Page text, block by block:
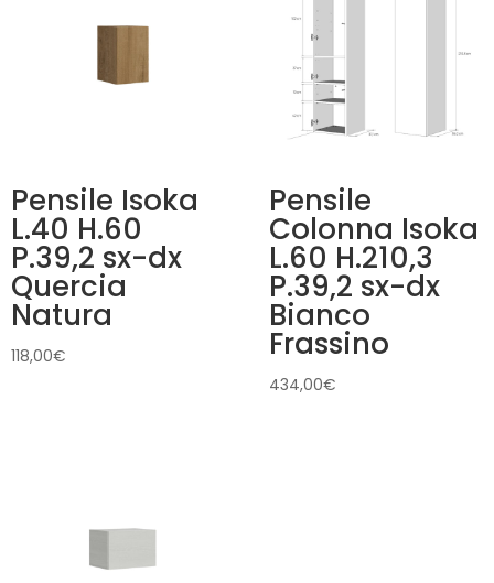
Pensile Isoka
L.40 H.60
P.39,2 sx-dx
Quercia
Natura
118,00€
Pensile
Colonna Isoka
L.60 H.210,3
P.39,2 sx-dx
Bianco
Frassino
434,00€